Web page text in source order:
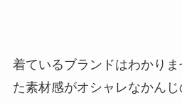
着ているブランドはわかり
た素材感がオシャレなかんじ